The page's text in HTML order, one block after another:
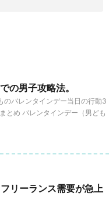
の男子攻略法。
のバレンタインデー当日の行動3
とめ バレンタインデー（男ども
リーランス需要が急上